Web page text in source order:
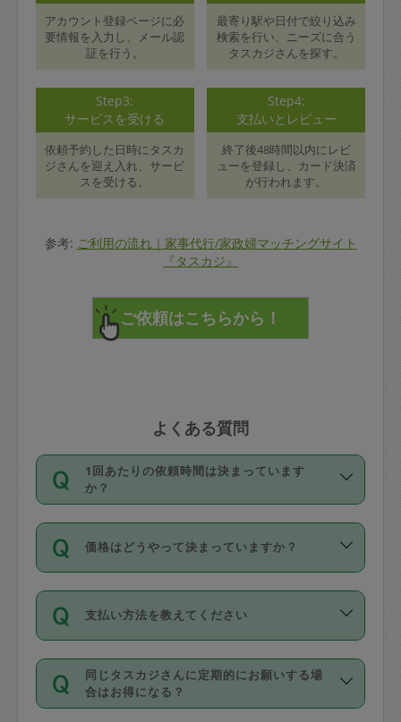
アカウント登録ページに必
要情報を入力し、メール認
証を行う。
最寄り駅や日付で絞り込み
検索を行い、ニーズに合う
タスカジさんを探す。
Step3:
サービスを受ける
依頼予約した日時にタスカ
ジさんを迎え入れ、サービ
スを受ける。
Step4:
支払いとレビュー
終了後48時間以内にレビ
ューを登録し、カード決済
が行われます。
参考: ご利用の流れ｜家事代行/家政婦マッチングサイト
『タスカジ』
よくある質問
1回あたりの依頼時間は決まっています
か？
依頼1回につき3時間固定です。3時間を
超えて依頼したい場合は、延長機能をご
利用ください。機能をご利用いただくに
の上事前申請することが必要です。な
お、3時間を下回っても、値引き等はござ
いません。
価格はどうやって決まっていますか？
11種類の価格帯の中からタスカジさん自
身が価格を選んで設定しています。
タスカジさんの価格設定には最初は制限
があり、レビュー件数、レビューの平均
値、などで除々に設定可能な最高額が上
がっていく仕組みになっています。
支払い方法を教えてください
お支払方法はクレジットカード（Visa／
Master／JCB／AMERICAN EXPRESS／
Diners Club）のみとなります。
同じタスカジさんに定期的にお願いする場
合はお得になる？